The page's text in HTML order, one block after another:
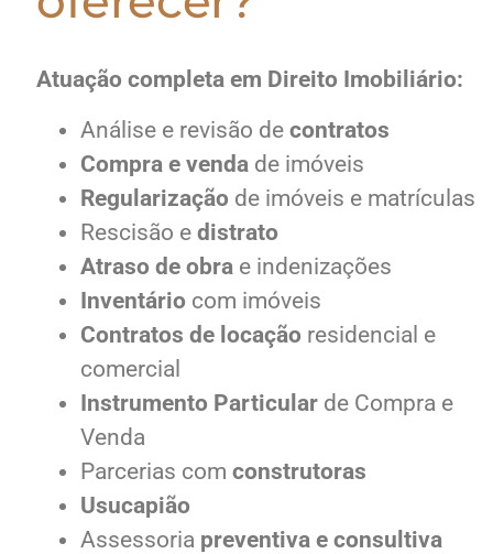
Atuação completa em Direito Imobiliário:
Análise e revisão de contratos
Compra e venda de imóveis
Regularização de imóveis e matrículas
Rescisão e distrato
Atraso de obra e indenizações
Inventário com imóveis
Contratos de locação residencial e
comercial
Instrumento Particular de Compra e
Venda
Parcerias com construtoras
Usucapião
Assessoria preventiva e consultiva